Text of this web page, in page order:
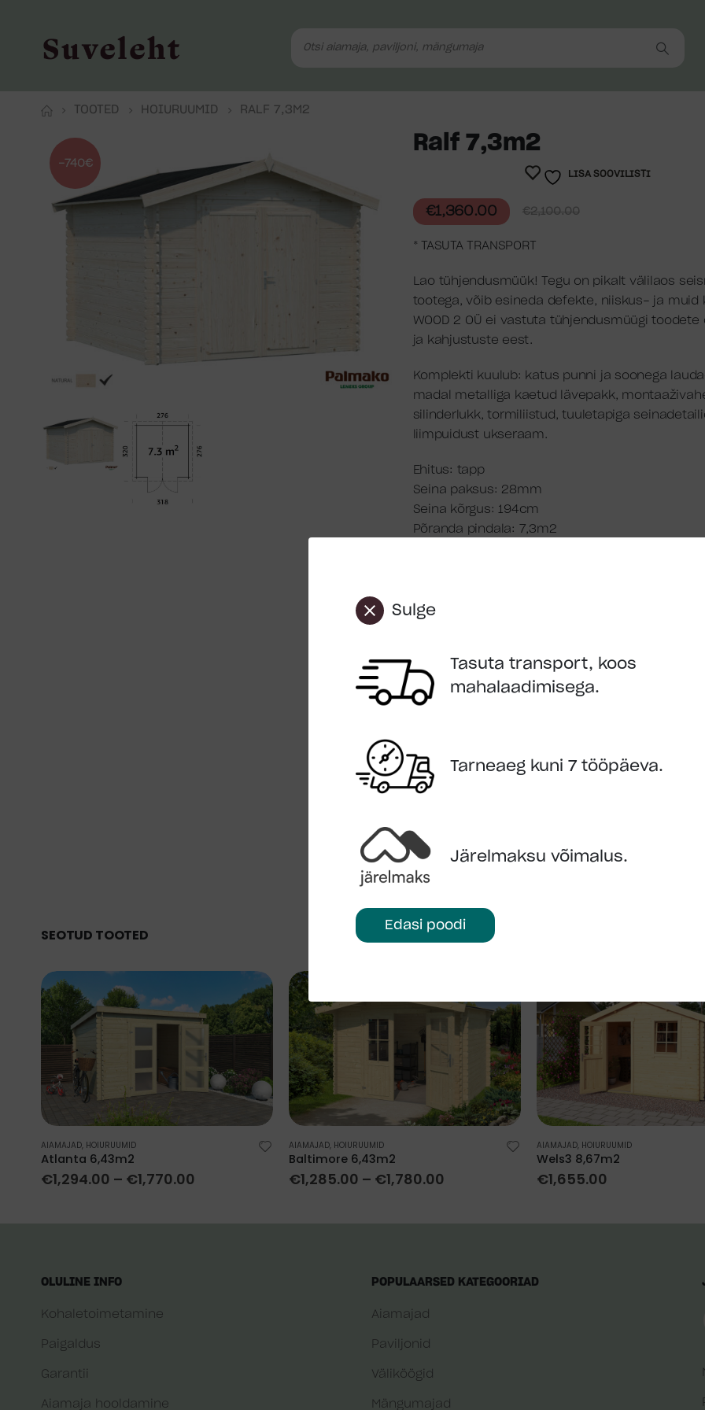
Sulge
Tasuta transport, koos
mahalaadimisega.
Tarneaeg kuni 7 tööpäeva.
Järelmaksu võimalus.
Edasi poodi
TOOTED HOIURUUMID RALF 7,3M2
-740€
Ralf 7,3m2
€2,100.00
€1,360.00
* TASUTA TRANSPORT
Lao tühjendusmüük! Tegu on pikalt välilaos
tootega, võib esineda defekte, niiskus- ja muid
WOOD 2 OÜ ei vastuta tühjendusmüügi toodete
ja kahjustuste eest.
Komplekti kuulub: katus punni ja soonega
madal metalliga kaetud lävepakk,
silinderlukk, tormiliistud, tuuletapiga
liimpuidust ukseraam.
Ehitus: tapp
Seina paksus: 28mm
Seina kõrgus: 194cm
Põranda pindala: 7,3m2
Katusekalle: 16,2°
Pakend: 3,2×1,2×0,6m, 485kg
Kategooria:
LISA SOOVILISTI
SEOTUD TOOTED
AIAMAJAD, HOIURUUMID
Atlanta 6,43m2
€1,294.00 – €1,770.00
AIAMAJAD, HOIURUUMID
Baltimore 6,43m2
€1,285.00 – €1,780.00
AIAMAJAD, HOIURUUMID
Wels3 8,67m2
€1,655.00
OLULINE INFO
Kohaletoimetamine
Paigaldus
Garantii
Aiamaja hooldamine
POPULAARSED KATEGOORIAD
Aiamajad
Paviljonid
Väliköögid
Mängumajad